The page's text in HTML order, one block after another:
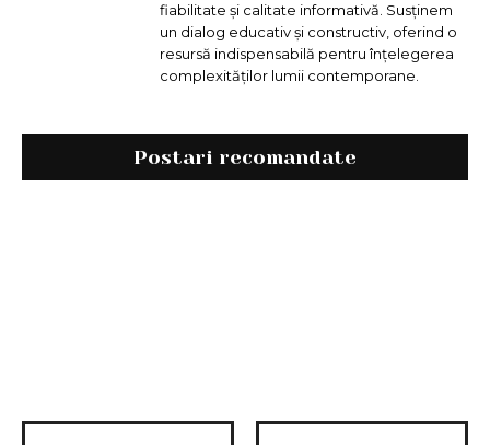
fiabilitate și calitate informativă. Susținem
un dialog educativ și constructiv, oferind o
resursă indispensabilă pentru înțelegerea
complexităților lumii contemporane.
Postari recomandate